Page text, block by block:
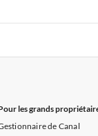
les grands
de Canal